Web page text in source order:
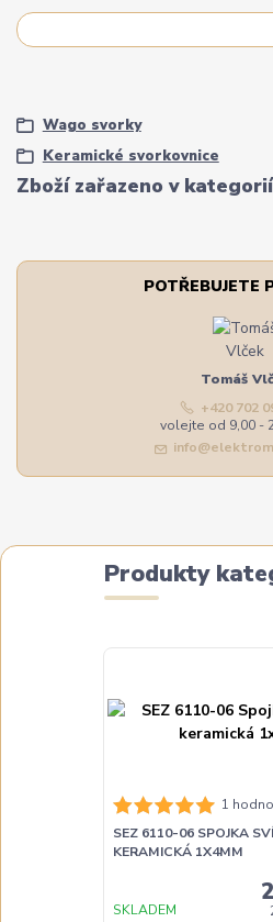
Zboží zařazeno v
Wago svorky
Keramické svorkovnice
POTŘEBUJETE
Tomáš
+420 702
volejte od 9,00 -
Produkty
1
SEZ 6110-06 SPOJKA
KERAMICKÁ 1X4MM
SKLADEM